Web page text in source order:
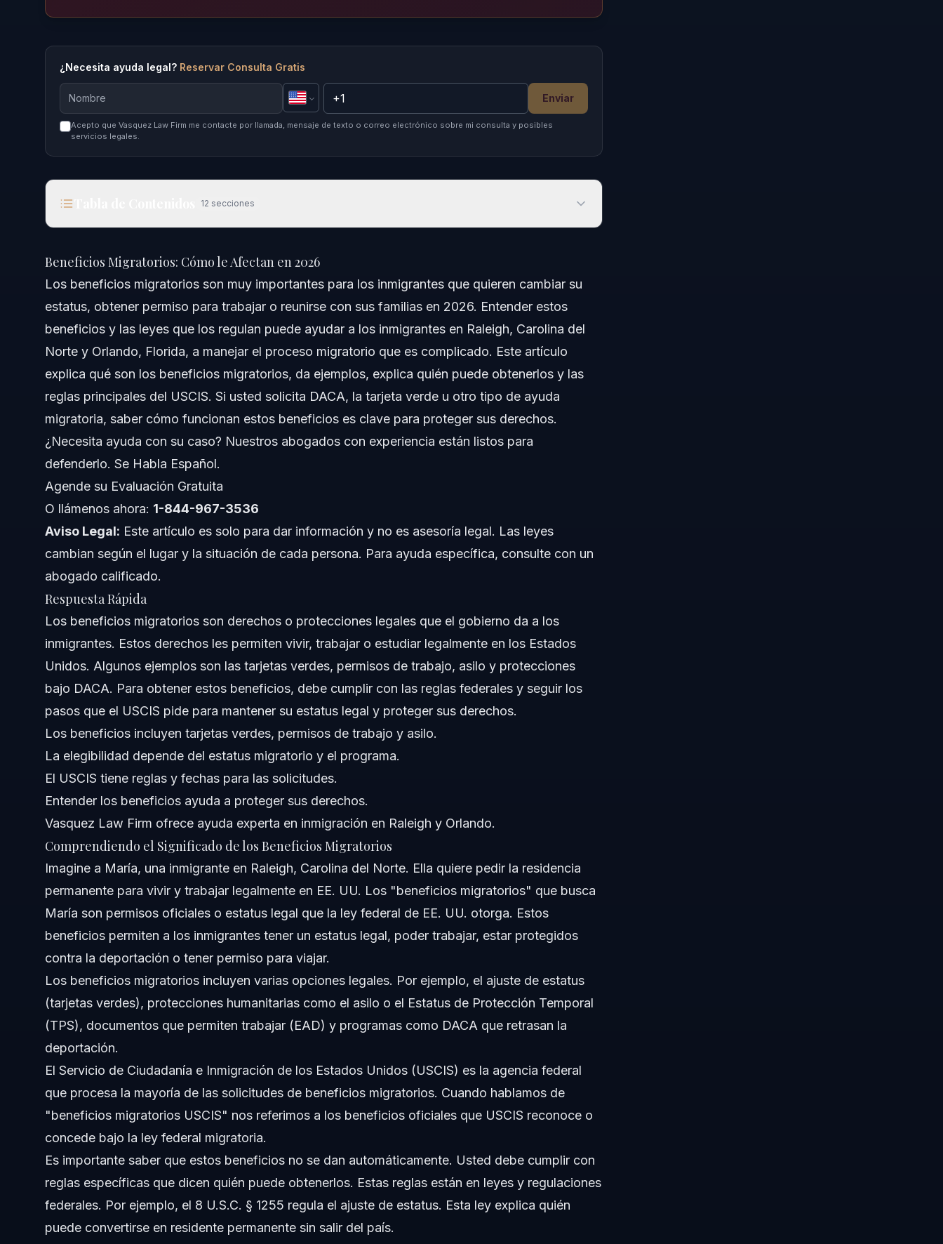
¿Necesita ayuda legal? Reservar Consulta Gratis
Enviar
Acepto que Vasquez Law Firm me contacte por llamada, mensaje de texto o correo electrónico sobre mi consulta y posibles
servicios legales.
12 secciones
Respuesta Rápida
Comprendiendo el Significado de los Beneficios Migratorios
Paso a Paso: Cómo Acceder a los Beneficios Migratorios
Errores Comunes a Evitar con los Beneficios Migratorios
Cronograma: Qué Esperar al Solicitar
Costos y Tarifas: Qué Afecta el Precio
Notas sobre Carolina del Norte, Florida y Nacional
Notas sobre Carolina del Norte
Notas sobre Florida
Conceptos a Nivel Nacional
Cuándo Llamar a un Abogado Ahora
Acerca de Vasquez Law Firm
Confianza y Experiencia del Abogado
Preguntas Frecuentes
¿Qué son los beneficios de inmigración?
¿Quién califica para beneficios de inmigración en EE. UU.?
¿Los inmigrantes reciben dinero del gobierno como beneficio federal?
¿Cuál es un ejemplo de un beneficio de inmigración?
¿Cuáles son cinco ventajas de la migración?
¿Qué considera USCIS como desventajas de la inmigración?
¿Cómo crea la inmigración un superávit?
¿Qué pasos debo seguir para solicitar beneficios de inmigración en 2026?
Fuentes y Referencias
Beneficios Migratorios: Cómo le Afectan en 2026
Los beneficios migratorios son muy importantes para los inmigrantes que quieren cambiar su
estatus, obtener permiso para trabajar o reunirse con sus familias en 2026. Entender estos
beneficios y las leyes que los regulan puede ayudar a los inmigrantes en Raleigh, Carolina del
Norte y Orlando, Florida, a manejar el proceso migratorio que es complicado. Este artículo
explica qué son los beneficios migratorios, da ejemplos, explica quién puede obtenerlos y las
reglas principales del USCIS. Si usted solicita DACA, la tarjeta verde u otro tipo de ayuda
migratoria, saber cómo funcionan estos beneficios es clave para proteger sus derechos.
¿Necesita ayuda con su caso? Nuestros abogados con experiencia están listos para
defenderlo. Se Habla Español.
Agende su Evaluación Gratuita
O llámenos ahora: 1-844-967-3536
Aviso Legal: Este artículo es solo para dar información y no es asesoría legal. Las leyes
cambian según el lugar y la situación de cada persona. Para ayuda específica, consulte con un
abogado calificado.
Respuesta Rápida
Los beneficios migratorios son derechos o protecciones legales que el gobierno da a los
inmigrantes. Estos derechos les permiten vivir, trabajar o estudiar legalmente en los Estados
Unidos. Algunos ejemplos son las tarjetas verdes, permisos de trabajo, asilo y protecciones
bajo DACA. Para obtener estos beneficios, debe cumplir con las reglas federales y seguir los
pasos que el USCIS pide para mantener su estatus legal y proteger sus derechos.
Los beneficios incluyen tarjetas verdes, permisos de trabajo y asilo.
La elegibilidad depende del estatus migratorio y el programa.
El USCIS tiene reglas y fechas para las solicitudes.
Entender los beneficios ayuda a proteger sus derechos.
Vasquez Law Firm ofrece ayuda experta en inmigración en Raleigh y Orlando.
Comprendiendo el Significado de los Beneficios Migratorios
Imagine a María, una inmigrante en Raleigh, Carolina del Norte. Ella quiere pedir la residencia
permanente para vivir y trabajar legalmente en EE. UU. Los "beneficios migratorios" que busca
María son permisos oficiales o estatus legal que la ley federal de EE. UU. otorga. Estos
beneficios permiten a los inmigrantes tener un estatus legal, poder trabajar, estar protegidos
contra la deportación o tener permiso para viajar.
Los beneficios migratorios incluyen varias opciones legales. Por ejemplo, el ajuste de estatus
(tarjetas verdes), protecciones humanitarias como el asilo o el Estatus de Protección Temporal
(TPS), documentos que permiten trabajar (EAD) y programas como DACA que retrasan la
deportación.
El Servicio de Ciudadanía e Inmigración de los Estados Unidos (USCIS) es la agencia federal
que procesa la mayoría de las solicitudes de beneficios migratorios. Cuando hablamos de
"beneficios migratorios USCIS" nos referimos a los beneficios oficiales que USCIS reconoce o
concede bajo la ley federal migratoria.
Es importante saber que estos beneficios no se dan automáticamente. Usted debe cumplir con
reglas específicas que dicen quién puede obtenerlos. Estas reglas están en leyes y regulaciones
federales. Por ejemplo, el 8 U.S.C. § 1255 regula el ajuste de estatus. Esta ley explica quién
puede convertirse en residente permanente sin salir del país.